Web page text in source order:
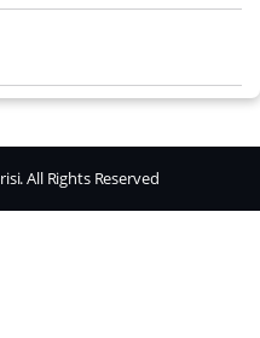
All Rights Reserved